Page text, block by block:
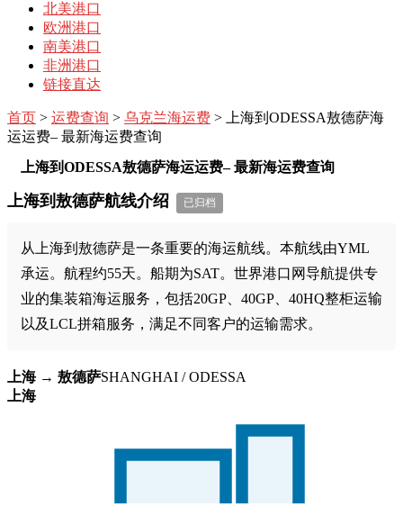
北美港口
欧洲港口
南美港口
非洲港口
链接直达
首页 > 运费查询 > 乌克兰海运费 > 上海到ODESSA敖德萨海
运运费– 最新海运费查询
上海到ODESSA敖德萨海运运费– 最新海运费查询
上海到敖德萨航线介绍 已归档
从上海到敖德萨是一条重要的海运航线。本航线由YML
承运。航程约55天。船期为SAT。世界港口网导航提供专
业的集装箱海运服务，包括20GP、40GP、40HQ整柜运输
以及LCL拼箱服务，满足不同客户的运输需求。
上海 → 敖德萨SHANGHAI / ODESSA
上海